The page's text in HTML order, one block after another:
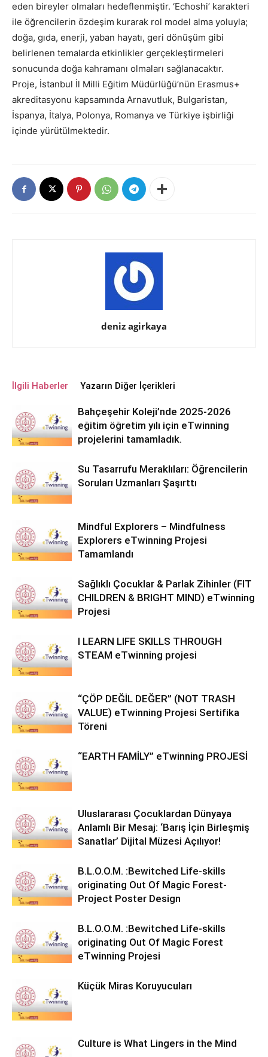
eden bireyler olmaları hedeflenmiştir. ‘Echoshi’ karakteri
ile öğrencilerin özdeşim kurarak rol model alma yoluyla;
doğa, gıda, enerji, yaban hayatı, geri dönüşüm gibi
belirlenen temalarda etkinlikler gerçekleştirmeleri
sonucunda doğa kahramanı olmaları sağlanacaktır.
Proje, İstanbul İl Milli Eğitim Müdürlüğü’nün Erasmus+
akreditasyonu kapsamında Arnavutluk, Bulgaristan,
İspanya, İtalya, Polonya, Romanya ve Türkiye işbirliği
içinde yürütülmektedir.
deniz agirkaya
İlgili Haberler Yazarın Diğer İçerikleri
Bahçeşehir Koleji’nde 2025-2026
eğitim öğretim yılı için eTwinning
projelerini tamamladık.
Su Tasarrufu Meraklıları: Öğrencilerin
Soruları Uzmanları Şaşırttı
Mindful Explorers – Mindfulness
Explorers eTwinning Projesi
Tamamlandı
Sağlıklı Çocuklar & Parlak Zihinler (FIT
CHILDREN & BRIGHT MIND) eTwinning
Projesi
I LEARN LIFE SKILLS THROUGH
STEAM eTwinning projesi
“ÇÖP DEĞİL DEĞER” (NOT TRASH
VALUE) eTwinning Projesi Sertifika
Töreni
“EARTH FAMİLY” eTwinning PROJESİ
Uluslararası Çocuklardan Dünyaya
Anlamlı Bir Mesaj: ‘Barış İçin Birleşmiş
Sanatlar’ Dijital Müzesi Açılıyor!
B.L.O.O.M. :Bewitched Life-skills
originating Out Of Magic Forest-
Project Poster Design
B.L.O.O.M. :Bewitched Life-skills
originating Out Of Magic Forest
eTwinning Projesi
Küçük Miras Koruyucuları
Culture is What Lingers in the Mind